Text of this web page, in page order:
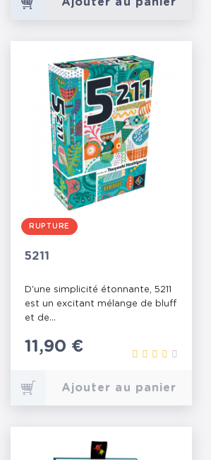
RUPTURE
5211
D'une simplicité étonnante, 5211
est un excitant mélange de bluff
et de...
Prix
11,90 €
Ajouter au panier